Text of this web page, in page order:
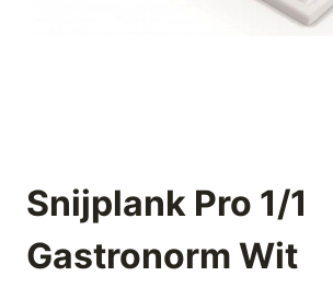
Snijplank Pro 1/1
Gastronorm Wit